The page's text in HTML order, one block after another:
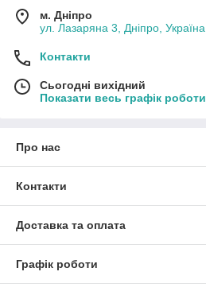
м. Дніпро
ул. Лазаряна 3, Дніпро, Україна
Контакти
Сьогодні вихідний
Показати весь графік роботи
Про нас
Контакти
Доставка та оплата
Графік роботи